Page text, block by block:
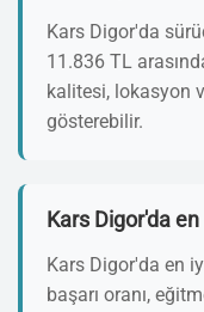
Kars Digor'da
11.836 TL
kalitesi, lokasyon
gösterebilir.
Kars Digor'da
Kars Digor'da en
başarı oranı,